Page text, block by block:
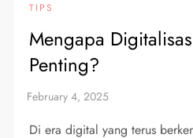
TIPS
Mengapa
Penting?
Di era digital yang terus